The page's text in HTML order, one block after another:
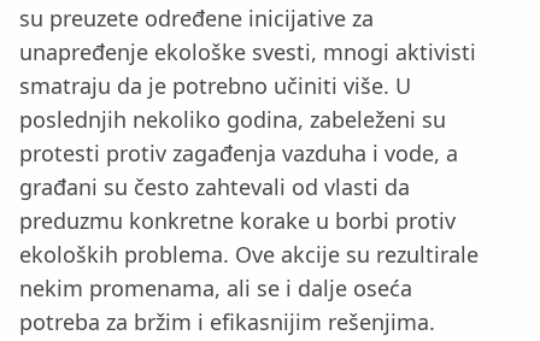
su preuzete određene inicijative za
unapređenje ekološke svesti, mnogi aktivisti
smatraju da je potrebno učiniti više. U
poslednjih nekoliko godina, zabeleženi su
protesti protiv zagađenja vazduha i vode, a
građani su često zahtevali od vlasti da
preduzmu konkretne korake u borbi protiv
ekoloških problema. Ove akcije su rezultirale
nekim promenama, ali se i dalje oseća
potreba za bržim i efikasnijim rešenjima.